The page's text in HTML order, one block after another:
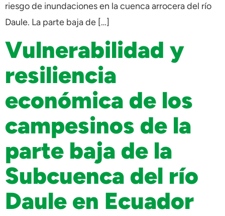
riesgo de inundaciones en la cuenca arrocera del río
Daule. La parte baja de […]
Vulnerabilidad y
resiliencia
económica de los
campesinos de la
parte baja de la
Subcuenca del río
Daule en Ecuador